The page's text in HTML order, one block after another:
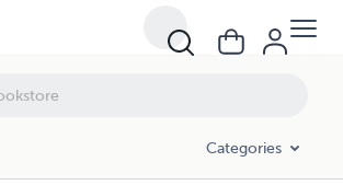
Categories
und Meine Persönlichen Erfahrungen mit